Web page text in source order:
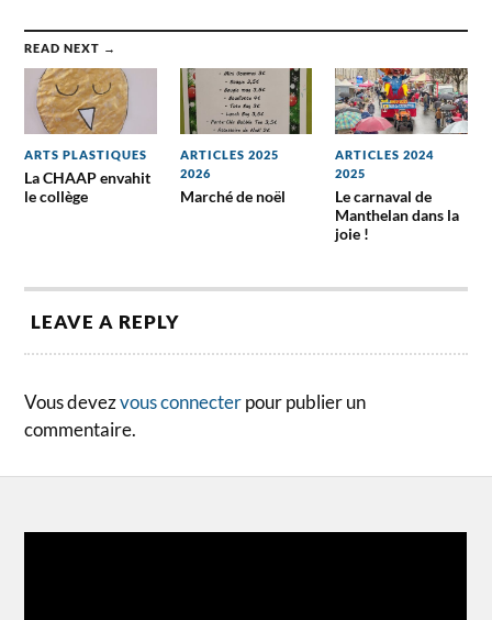
READ NEXT →
ARTS PLASTIQUES
La CHAAP envahit
le collège
ARTICLES 2025
2026
Marché de noël
ARTICLES 2024
2025
Le carnaval de
Manthelan dans la
joie !
LEAVE A REPLY
Vous devezvous connecterpour publier un
commentaire.